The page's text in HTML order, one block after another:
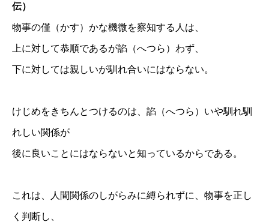
伝）
物事の僅（かす）かな機微を察知する人は、
上に対して恭順であるが諂（へつら）わず、
下に対しては親しいが馴れ合いにはならない。
けじめをきちんとつけるのは、諂（へつら）いや馴れ馴
れしい関係が
後に良いことにはならないと知っているからである。
これは、人間関係のしがらみに縛られずに、物事を正し
く判断し、